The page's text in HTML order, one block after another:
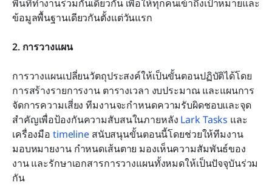
พื้นที่ทำงานร่วมกันเดียวกัน เพื่อให้ทุกคนเข้าถึงเป้าหมายและ
ข้อมูลพื้นฐานเดียวกันตั้งแต่วันแรก
2. การวางแผน
การวางแผนเปลี่ยนวัตถุประสงค์ให้เป็นขั้นตอนปฏิบัติได้โดย
การสร้างรายการงาน ตารางเวลา งบประมาณ และแผนการ
จัดการความเสี่ยง ทีมงานจะกำหนดความรับผิดชอบและจุด
สำคัญเพื่อป้องกันความสับสนในภายหลัง Lark Tasks และ
เครื่องมือ timeline สนับสนุนขั้นตอนนี้โดยช่วยให้ทีมงาน
มอบหมายงาน กำหนดเส้นตาย มองเห็นความสัมพันธ์ของ
งาน และรักษาเอกสารการวางแผนทั้งหมดให้เป็นปัจจุบันร่วม
กัน